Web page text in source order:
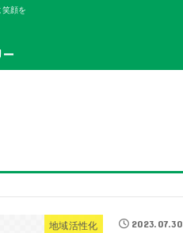
顔を
地域活性化 2023.07.30